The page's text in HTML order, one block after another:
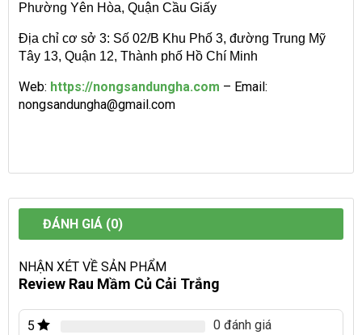
Phường Yên Hòa, Quận Cầu Giấy
Địa chỉ cơ sở 3: Số 02/B Khu Phố 3, đường Trung Mỹ
Tây 13, Quận 12, Thành phố Hồ Chí Minh
Web: https://nongsandungha.com – Email:
nongsandungha@gmail.com
ĐÁNH GIÁ (0)
NHẬN XÉT VỀ SẢN PHẨM
Review Rau Mầm Củ Cải Trắng
5
0 đánh giá